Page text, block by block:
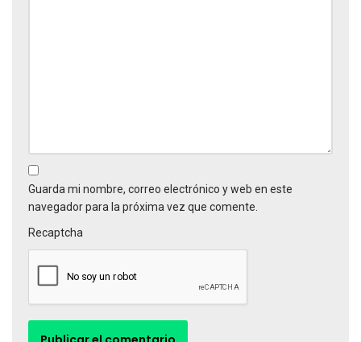
Guarda mi nombre, correo electrónico y web en este
navegador para la próxima vez que comente.
Recaptcha